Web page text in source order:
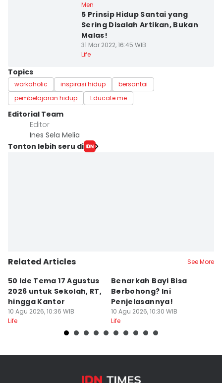
Men
5 Prinsip Hidup Santai yang
Sering Disalah Artikan, Bukan
Malas!
31 Mar 2022, 16:45 WIB
Life
Topics
workaholic inspirasi hidup
bersantai
pembelajaran hidup
Educate me
Editorial Team
Editor
Ines Sela Melia
Tonton lebih seru di
Related Articles See More
50 Ide Tema 17 Agustus
2026 untuk Sekolah, RT,
hingga Kantor
10 Agu 2026, 10:36 WIB
Life
Benarkah Bayi Bisa
Berbohong? Ini
Penjelasannya!
10 Agu 2026, 10:30 WIB
Life